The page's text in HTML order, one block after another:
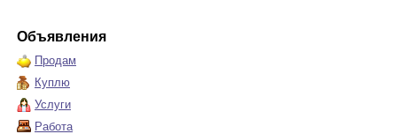
Объявления
Продам
Куплю
Услуги
Работа